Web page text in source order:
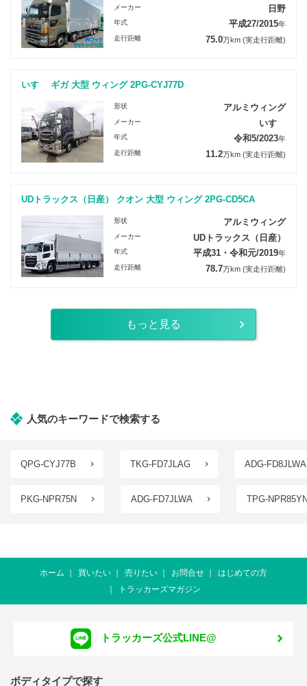
メーカー 日野
年式 平成27/2015年
走行距離 75.0万km (実走行距離)
いすゞ ギガ 大型 ウィング 2PG-CYJ77D
形状 アルミウィング
メーカー いすゞ
年式 令和5/2023年
走行距離 11.2万km (実走行距離)
UDトラックス（日産） クオン 大型 ウィング 2PG-CD5CA
形状 アルミウィング
メーカー UDトラックス（日産）
年式 平成31・令和元/2019年
走行距離 78.7万km (実走行距離)
もっと見る
人気のキーワードで検索する
QPG-CYJ77B TKG-FD7JLAG ADG-FD8JLWA
PKG-NPR75N ADG-FD7JLWA TPG-
ホーム 買いたい 売りたい お問合せ
はじめての方
トラッカーズマガジン
トラッカーズ公式LINE@
ボディタイプで探す